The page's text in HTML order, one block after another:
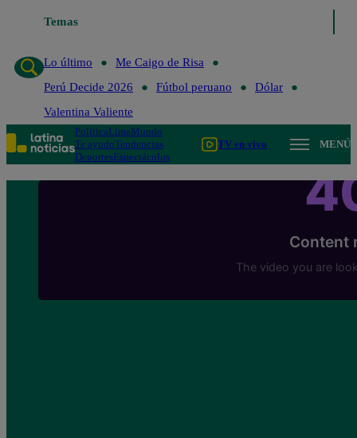
Temas
Lo último
Me Caigo de Risa
Perú Decide 2026
Fútbol peruano
Dólar
Valentina Valiente
PolíticaLimaMundo
Te ayudoTendencias
DeportesEspectáculos
TV en vivo MENÚ